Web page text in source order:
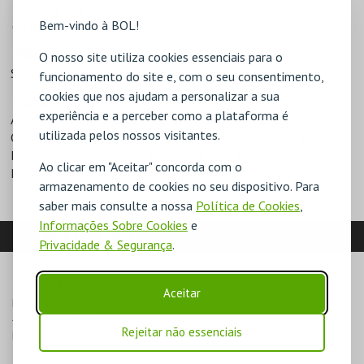
Bem-vindo à BOL!
O nosso site utiliza cookies essenciais para o
funcionamento do site e, com o seu consentimento,
cookies que nos ajudam a personalizar a sua
experiência e a perceber como a plataforma é
utilizada pelos nossos visitantes.
Ao clicar em "Aceitar" concorda com o
armazenamento de cookies no seu dispositivo. Para
saber mais consulte a nossa Política de Cookies
Informações Sobre Cookies e
Privacidade & Segurança.
Aceitar
Rejeitar não essenciais
Os participantes devem trazer computador portátil.
PREÇOS
Sala Livre - 9€
DESCONTOS
Alunos Ensino Artístico
AM Incapacidade Multiuso
Cartão ISIC
Cartão Jovem
Crianças até 12 anos
Desempregados
Pentágono
Profissionais Espetáculo
LOCALIZAÇÃO
Praça Conde de Agrolongo, 123
4700-312 Braga
Direcções para GNRATION